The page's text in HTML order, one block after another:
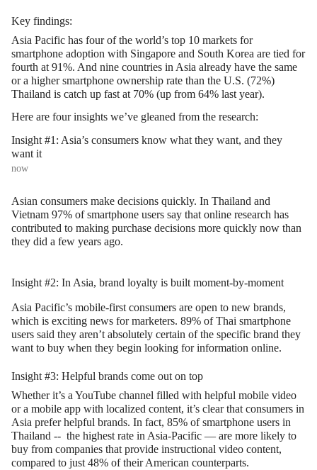
Key findings:
Asia Pacific has four of the world’s top 10 markets for
smartphone adoption with Singapore and South Korea are tied for
fourth at 91%. And nine countries in Asia already have the same
or a higher smartphone ownership rate than the U.S. (72%)
Thailand is catch up fast at 70% (up from 64% last year).
Here are four insights we’ve gleaned from the research:
Insight #1: Asia’s consumers know what they want, and they
want it
now
Asian consumers make decisions quickly. In Thailand and
Vietnam 97% of smartphone users say that online research has
contributed to making purchase decisions more quickly now than
they did a few years ago.
Insight #2: In Asia, brand loyalty is built moment-by-moment
Asia Pacific’s mobile-first consumers are open to new brands,
which is exciting news for marketers. 89% of Thai smartphone
users said they aren’t absolutely certain of the specific brand they
want to buy when they begin looking for information online.
Insight #3: Helpful brands come out on top
Whether it’s a YouTube channel filled with helpful mobile video
or a mobile app with localized content, it’s clear that consumers in
Asia prefer helpful brands. In fact, 85% of smartphone users in
Thailand -- the highest rate in Asia-Pacific — are more likely to
buy from companies that provide instructional video content,
compared to just 48% of their American counterparts.